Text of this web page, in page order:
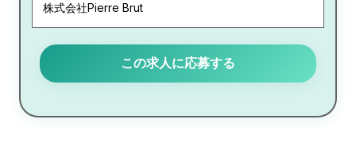
株式会社Pierre Brut
この求人に応募する